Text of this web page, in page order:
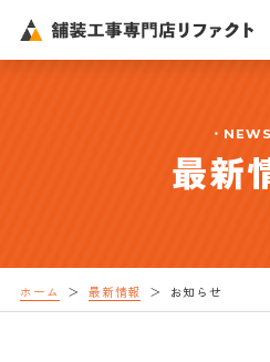
NEWS
最新
ホーム 最新情報 お知らせ